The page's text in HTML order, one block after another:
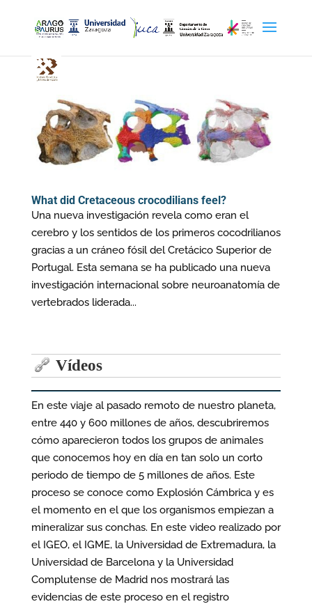
What did Cretaceous crocodilians feel?
Una nueva investigación revela como eran el
cerebro y los sentidos de los primeros cocodrilianos
gracias a un cráneo fósil del Cretácico Superior de
Portugal. Esta semana se ha publicado una nueva
investigación internacional sobre neuroanatomía de
vertebrados liderada...
Vídeos
En este viaje al pasado remoto de nuestro planeta,
entre 440 y 600 millones de años, descubriremos
cómo aparecieron todos los grupos de animales
que conocemos hoy en día en tan solo un corto
periodo de tiempo de 5 millones de años. Este
proceso se conoce como Explosión Cámbrica y es
el momento en el que los organismos empiezan a
mineralizar sus conchas. En este video realizado por
el IGEO, el IGME, la Universidad de Extremadura, la
Universidad de Barcelona y la Universidad
Complutense de Madrid nos mostrará las
evidencias de este proceso en el registro